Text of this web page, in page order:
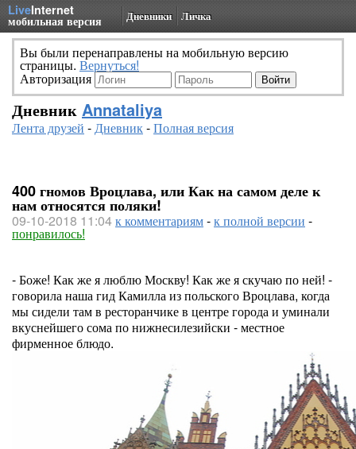
LiveInternet
мобильная версия Дневники Личка
Вы были перенаправлены на мобильную версию
страницы. Вернуться!
Авторизация
Дневник Annataliya
Лента друзей -Дневник-Полная версия
400 гномов Вроцлава, или Как на самом деле к
нам относятся поляки!
09-10-2018 11:04к комментариям-к полной версии -
понравилось!
- Боже! Как же я люблю Москву! Как же я скучаю по ней! -
говорила наша гид Камилла из польского Вроцлава, когда
мы сидели там в ресторанчике в центре города и уминали
вкуснейшего сома по нижнесилезийски - местное
фирменное блюдо.